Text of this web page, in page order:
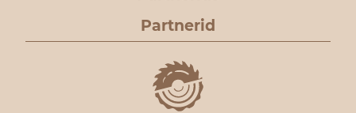
Partnerid